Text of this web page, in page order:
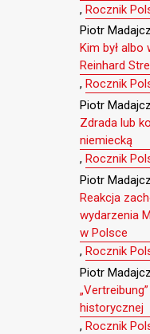
, Rocznik
Piotr
Kim był
Reinhard
, Rocznik
Piotr
Zdrada lub
niemiecką
, Rocznik
Piotr
Reakcja
wydarzenia
w Polsce
, Rocznik
Piotr
historycznej
, Rocznik